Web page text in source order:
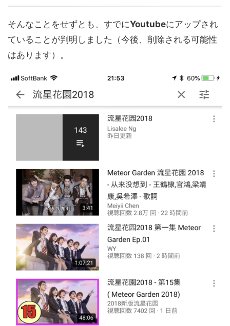
そんなことをせずとも、すでにYoutubeにアップされ
ていることが判明しました（今後、削除される可能性
はあります）。